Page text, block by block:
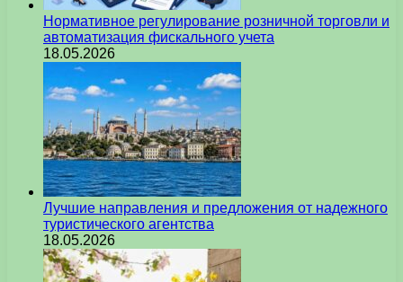
Нормативное регулирование розничной торговли и
автоматизация фискального учета
18.05.2026
Лучшие направления и предложения от надежного
туристического агентства
18.05.2026